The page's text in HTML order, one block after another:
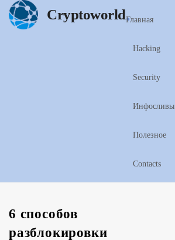
Cryptoworld.
Главная
Hacking
Security
Инфосливы
Полезное
Contacts
6 способов
разблокировки